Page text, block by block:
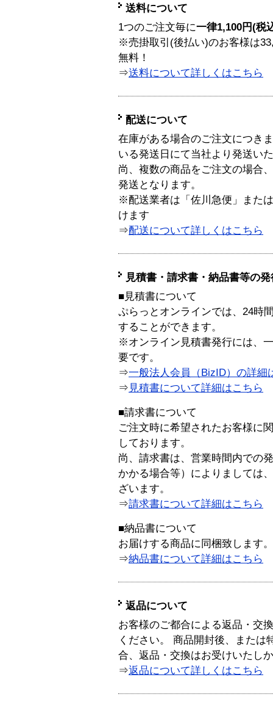
送料について
1つのご注文毎に一律1,100円(税
※売掛取引(後払い)のお客様は
無料！
⇒送料について詳しくはこちら
配送について
在庫がある場合のご注文につき
いる発送日にて当社より発送い
尚、複数の商品をご注文の場合
発送となります。
※配送業者は「佐川急便」また
けます
⇒配送について詳しくはこちら
見積書・請求書・納品書等の
■見積書について
ぷらっとオンラインでは、24時
することができます。
※オンライン見積書発行には、
要です。
⇒一般法人会員（BizID）の詳細
⇒ 見積書について詳細はこちら
■請求書について
ご注文時に希望されたお客様に
しております。
尚、請求書は、営業時間内での
かかる場合等）によりましては
ざいます。
⇒請求書について詳細はこちら
■納品書について
お届けする商品に同梱致します。
⇒納品書について詳細はこちら
返品について
お客様のご都合による返品・交
ください。 商品開封後、または
合、返品・交換はお受けいたし
⇒返品について詳しくはこちら